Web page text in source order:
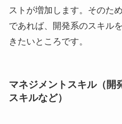
ストが増加します。そのた
であれば、開発系のスキル
きたいところです。
マネジメントスキル（開
スキルなど）